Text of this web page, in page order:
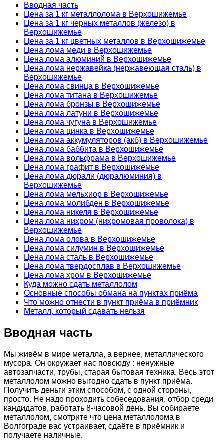
Вводная часть
Цена за 1 кг металлолома в Верхошижемье
Цена за 1 кг черных металлов (железо) в
Верхошижемье
Цена за 1 кг цветных металлов в Верхошижемье
Цена лома меди в Верхошижемье
Цена лома алюминий в Верхошижемье
Цена лома нержавейка (нержавеющая сталь) в
Верхошижемье
Цена лома свинца в Верхошижемье
Цена лома титана в Верхошижемье
Цена лома бронзы в Верхошижемье
Цена лома латуни в Верхошижемье
Цена лома чугуна в Верхошижемье
Цена лома цинка в Верхошижемье
Цена лома аккумуляторов (акб) в Верхошижемье
Цена лома баббита в Верхошижемье
Цена лома вольфрама в Верхошижемье
Цена лома графит в Верхошижемье
Цена лома дюрали (дюралюминия) в
Верхошижемье
Цена лома мельхиор в Верхошижемье
Цена лома молибден в Верхошижемье
Цена лома никеля в Верхошижемье
Цена лома нихром (нихромовая проволока) в
Верхошижемье
Цена лома олова в Верхошижемье
Цена лома силумин в Верхошижемье
Цена лома сталь в Верхошижемье
Цена лома твердосплав в Верхошижемье
Цена лома хром в Верхошижемье
Куда можно сдать металлолом
Основные способы обмана на пунктах приёма
Что можно отнести в пункт приёма в приёмник
Металл, который сдавать нельзя
Вводная часть
Мы живём в мире металла, а вернее, металлического
мусора. Он окружает нас повсюду : ненужные
автозапчасти, трубы, старая бытовая техника. Весь этот
металлолом можно выгодно сдать в пункт приёма.
Получить деньги этим способом, с одной стороны,
просто. Не надо проходить собеседования, отбор среди
кандидатов, работать 8-часовой день. Вы собираете
металлолом, смотрите что цена металлолома в
Волгограде вас устраивает, сдаёте в приёмник и
получаете наличные.